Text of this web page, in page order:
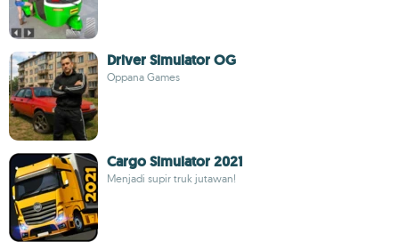
Driver Simulator OG
Oppana Games
Cargo Simulator 2021
Menjadi supir truk jutawan!